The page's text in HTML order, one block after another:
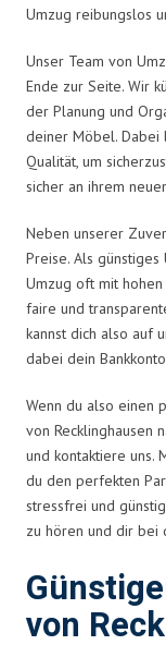
Umzug reibungslos
Unser Team von
Ende zur Seite. Wir
der Planung und
deiner Möbel. Dabei
Qualität, um
sicher an ihrem
Neben unserer
Preise. Als
Umzug oft mit
faire und
kannst dich also auf
dabei dein
Wenn du also einen
von Recklinghausen
und kontaktiere uns.
du den perfekten
stressfrei und
zu hören und dir bei
von